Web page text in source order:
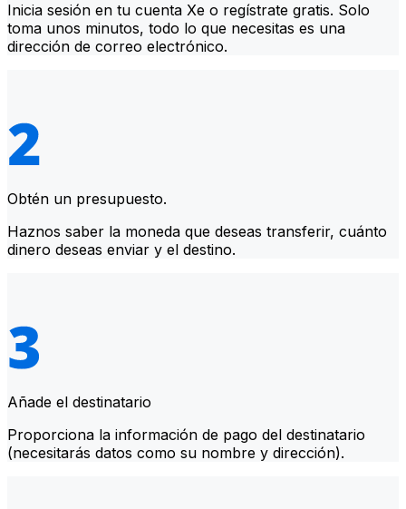
Inicia sesión en tu cuenta Xe o regístrate gratis. Solo
toma unos minutos, todo lo que necesitas es una
dirección de correo electrónico.
Obtén un presupuesto.
Haznos saber la moneda que deseas transferir, cuánto
dinero deseas enviar y el destino.
Añade el destinatario
Proporciona la información de pago del destinatario
(necesitarás datos como su nombre y dirección).